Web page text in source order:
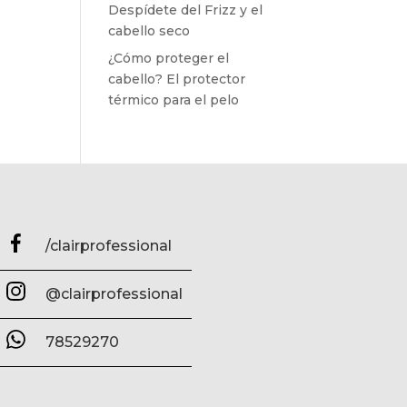
Despídete del Frizz y el
cabello seco
¿Cómo proteger el
cabello? El protector
térmico para el pelo
/clairprofessional
@clairprofessional
78529270